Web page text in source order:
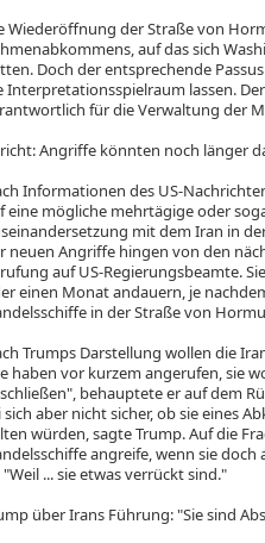
Wiederöffnung der Straße von
auf das sich
Doch der entsprechende
Interpretationsspielraum lassen.
für die Verwaltung der
Angriffe könnten noch länger
Informationen des US-
eine mögliche mehrtägige oder
mit dem Iran in
neuen Angriffe hingen von den
auf US-Regierungsbeamte.
einen Monat andauern, je
in der Straße von
Trumps Darstellung wollen die
haben vor kurzem angerufen, sie
behauptete er auf dem
sich aber nicht sicher, ob sie eines
würden, sagte Trump. Auf die
angreife, wenn sie
"Weil ... sie etwas verrückt sind."
über Irans Führung: "Sie sind